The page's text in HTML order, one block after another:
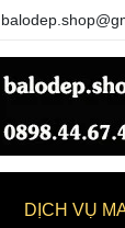
DỊCH VỤ